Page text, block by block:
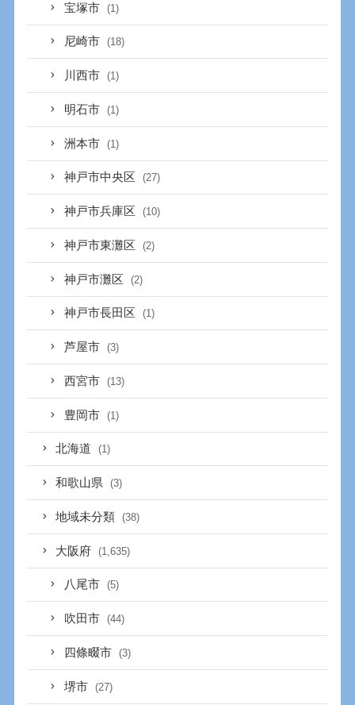
宝塚市 (1)
尼崎市 (18)
川西市 (1)
明石市 (1)
洲本市 (1)
神戸市中央区 (27)
神戸市兵庫区 (10)
神戸市東灘区 (2)
神戸市灘区 (2)
神戸市長田区 (1)
芦屋市 (3)
西宮市 (13)
豊岡市 (1)
北海道 (1)
和歌山県 (3)
地域未分類 (38)
大阪府 (1,635)
八尾市 (5)
吹田市 (44)
四條畷市 (3)
堺市 (27)